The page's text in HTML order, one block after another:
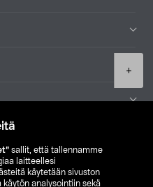
sallit, että tallennamme
laitteellesi
käytetään sivuston
käytön analysointiin sekä
+
FI